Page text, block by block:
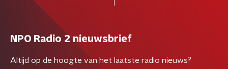
NPO Radio 2 nieuwsbrief
Altijd op de hoogte van het laatste radio nieuws?